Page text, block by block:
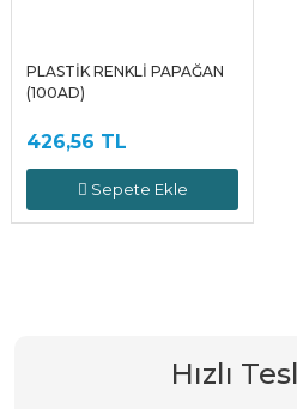
PLASTİK RENKLİ PAPAĞAN
(100AD)
426,56 TL
Sepete Ekle
Hızlı